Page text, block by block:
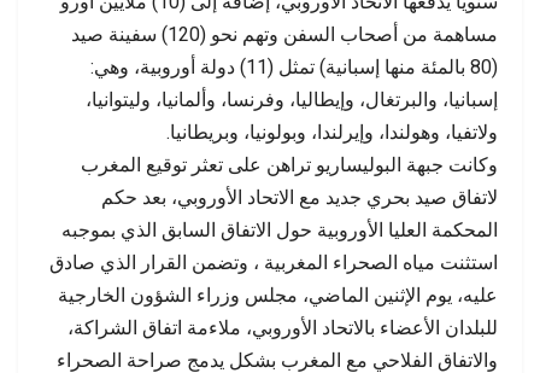
مساهمة من أصحاب السفن وتهم نحو (120) سفينة صيد
(80 بالمئة منها إسبانية) ‏تمثل (11) دولة أوروبية، وهي:
إسبانيا، والبرتغال، وإيطاليا، وفرنسا، وألمانيا، وليتوانيا،
ولاتفيا، وهولندا، وإيرلندا، وبولونيا، وبريطانيا.
وكانت جبهة البوليساريو تراهن على تعثر توقيع المغرب
لاتفاق صيد بحري جديد مع الاتحاد الأوروبي، بعد حكم
المحكمة العليا الأوروبية حول الاتفاق السابق الذي بموجبه
استثنت مياه الصحراء المغربية ، وتضمن القرار الذي صادق
عليه، يوم الإثنين الماضي، مجلس وزراء الشؤون الخارجية
للبلدان الأعضاء بالاتحاد الأوروبي، ملاءمة اتفاق الشراكة،
والاتفاق الفلاحي مع المغرب بشكل يدمج صراحة الصحراء